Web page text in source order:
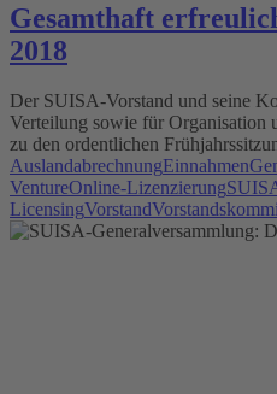
Gesamthaft
2018
Der SUISA-Vorstand und seine
Verteilung sowie für Organisation
zu den ordentlichen
AuslandabrechnungEinnahmen
VentureOnline-Lizenzierung
LicensingVorstand